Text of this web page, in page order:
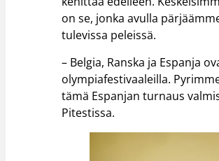
on se, jonka avulla
tulevissa peleissä.
– Belgia, Ranska ja Espanja
olympiafestivaaleilla.
tämä Espanjan turnaus
Pitestissa.